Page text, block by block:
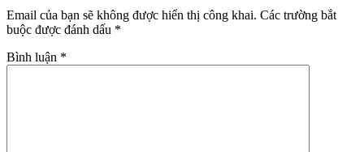
Email của bạn sẽ không được hiển thị công khai. Các trường bắt
buộc được đánh dấu *
Bình luận *